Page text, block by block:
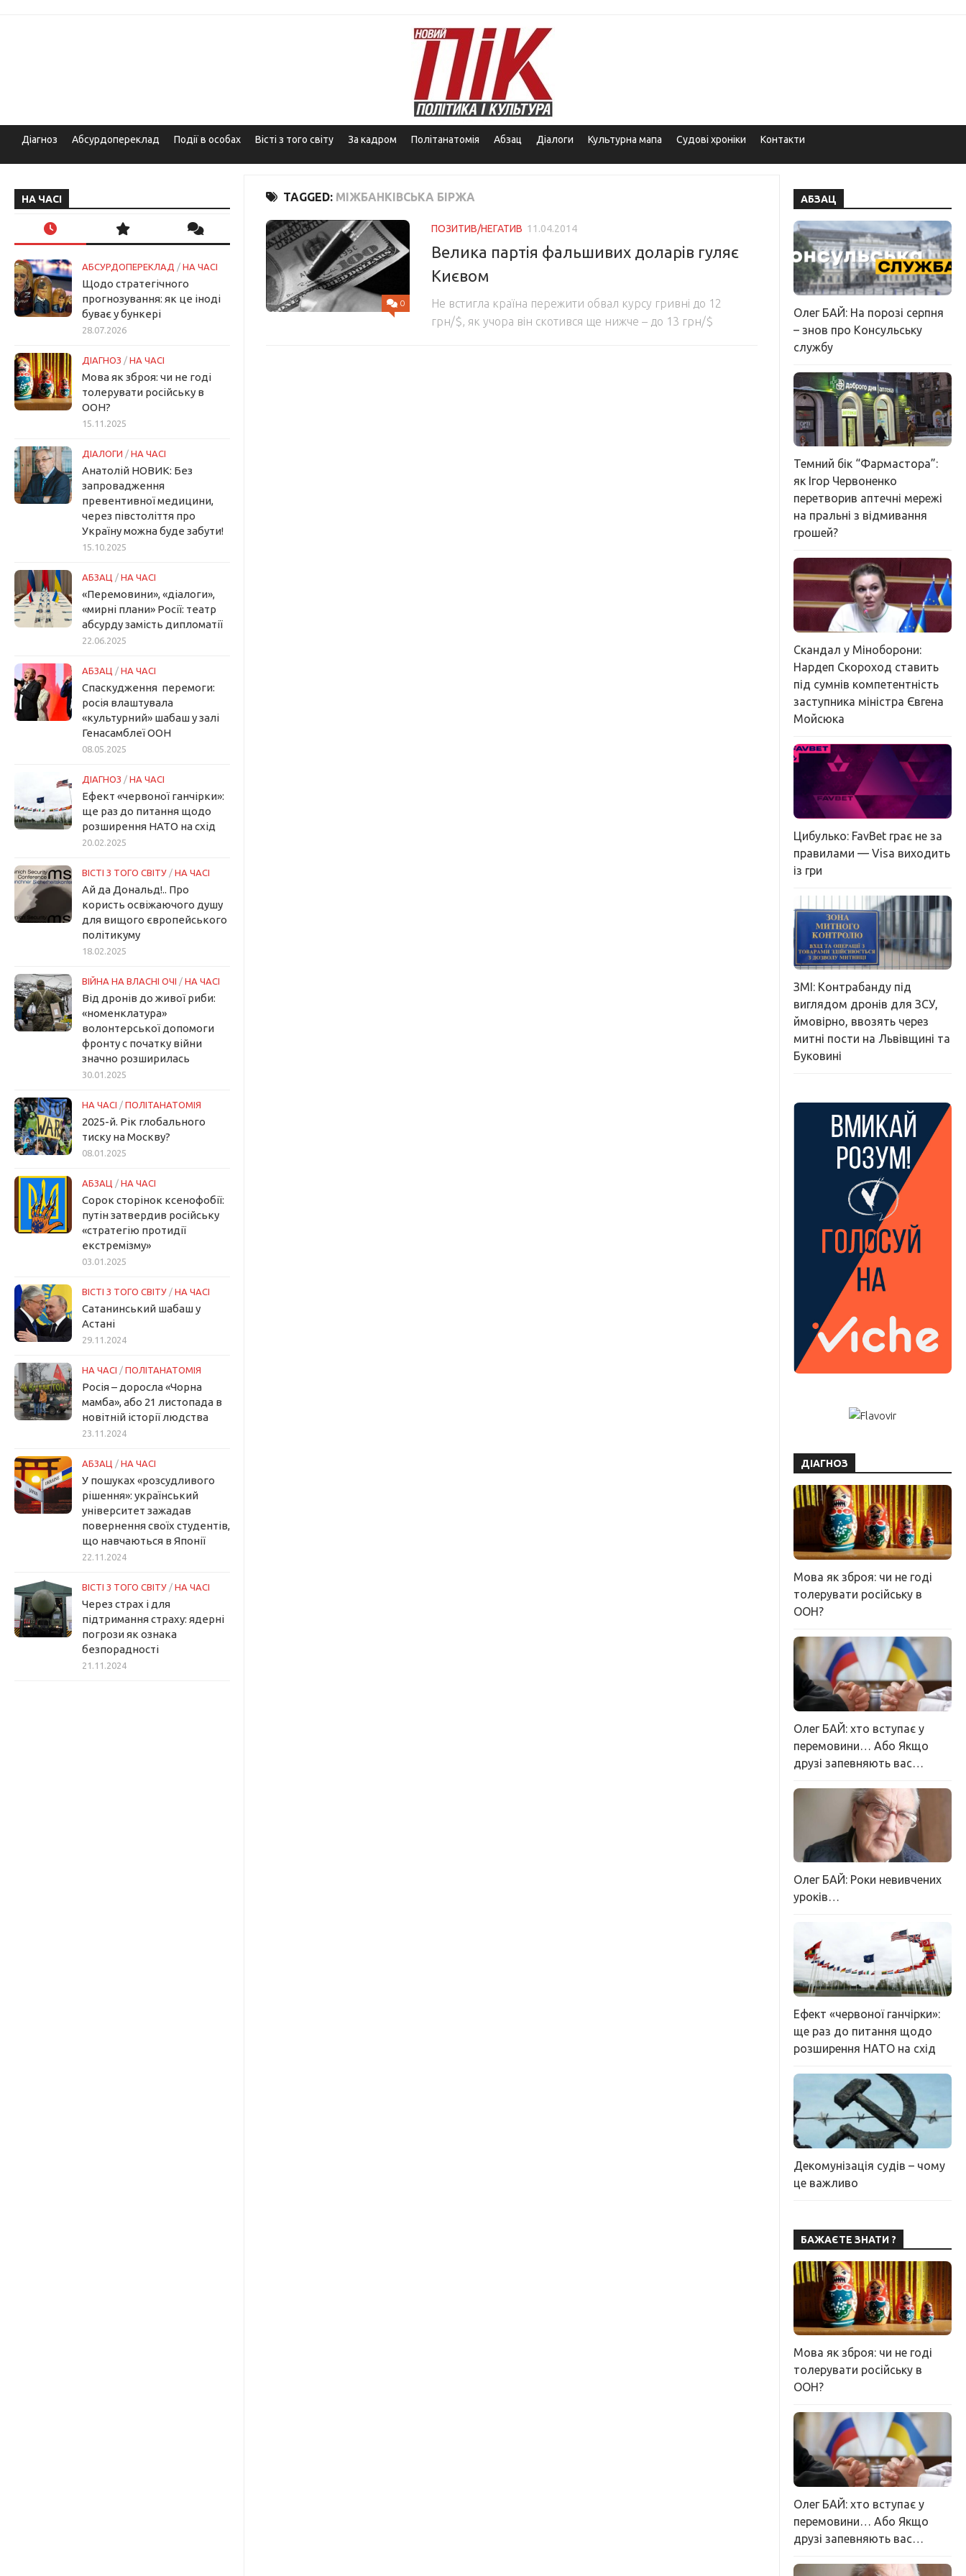
Діагноз Абсурдопереклад Події в особах Вісті з того світу За кадром Політанатомія Абзац Діалоги Культурна мапа Судові хроніки Контакти
TAGGED: МІЖБАНКІВСЬКА БІРЖА
0
ПОЗИТИВ/НЕГАТИВ 11.04.2014
Велика партія фальшивих доларів гуляє
Києвом
Не встигла країна пережити обвал курсу гривні до 12
грн/$, як учора він скотився ще нижче – до 13 грн/$
НА ЧАСІ
АБСУРДОПЕРЕКЛАД / НА ЧАСІ
Щодо стратегічного
прогнозування: як це іноді
буває у бункері
28.07.2026
ДІАГНОЗ / НА ЧАСІ
Мова як зброя: чи не годі
толерувати російську в
ООН?
15.11.2025
ДІАЛОГИ / НА ЧАСІ
Анатолій НОВИК: Без
запровадження
превентивної медицини,
через півстоліття про
Україну можна буде забути!
15.10.2025
АБЗАЦ / НА ЧАСІ
«Перемовини», «діалоги»,
«мирні плани» Росії: театр
абсурду замість дипломатії
22.06.2025
АБЗАЦ / НА ЧАСІ
Спаскудження перемоги:
росія влаштувала
«культурний» шабаш у залі
Генасамблеї ООН
08.05.2025
ДІАГНОЗ / НА ЧАСІ
Ефект «червоної ганчірки»:
ще раз до питання щодо
розширення НАТО на схід
20.02.2025
ВІСТІ З ТОГО СВІТУ / НА ЧАСІ
Ай да Дональд!.. Про
користь освіжаючого душу
для вищого європейського
політикуму
18.02.2025
ВІЙНА НА ВЛАСНІ ОЧІ / НА ЧАСІ
Від дронів до живої риби:
«номенклатура»
волонтерської допомоги
фронту с початку війни
значно розширилась
30.01.2025
НА ЧАСІ / ПОЛІТАНАТОМІЯ
2025-й. Рік глобального
тиску на Москву?
08.01.2025
АБЗАЦ / НА ЧАСІ
Сорок сторінок ксенофобії:
путін затвердив російську
«стратегію протидії
екстремізму»
03.01.2025
ВІСТІ З ТОГО СВІТУ / НА ЧАСІ
Сатанинський шабаш у
Астані
29.11.2024
НА ЧАСІ / ПОЛІТАНАТОМІЯ
Росія – доросла «Чорна
мамба», або 21 листопада в
новітній історії людства
23.11.2024
АБЗАЦ / НА ЧАСІ
У пошуках «розсудливого
рішення»: український
університет зажадав
повернення своїх студентів,
що навчаються в Японії
22.11.2024
ВІСТІ З ТОГО СВІТУ / НА ЧАСІ
Через страх і для
підтримання страху: ядерні
погрози як ознака
безпорадності
21.11.2024
АБЗАЦ
Олег БАЙ: На порозі серпня
– знов про Консульську
службу
Темний бік “Фармастора”:
як Ігор Червоненко
перетворив аптечні мережі
на пральні з відмивання
грошей?
Скандал у Міноборони:
Нардеп Скороход ставить
під сумнів компетентність
заступника міністра Євгена
Мойсюка
Цибулько: FavBet грає не за
правилами — Visa виходить
із гри
ЗМІ: Контрабанду під
виглядом дронів для ЗСУ,
ймовірно, ввозять через
митні пости на Львівщині та
Буковині
ДІАГНОЗ
Мова як зброя: чи не годі
толерувати російську в
ООН?
Олег БАЙ: хто вступає у
перемовини… Або Якщо
друзі запевняють вас…
Олег БАЙ: Роки невивчених
уроків…
Ефект «червоної ганчірки»:
ще раз до питання щодо
розширення НАТО на схід
Декомунізація судів – чому
це важливо
БАЖАЄТЕ ЗНАТИ ?
Мова як зброя: чи не годі
толерувати російську в
ООН?
Олег БАЙ: хто вступає у
перемовини… Або Якщо
друзі запевняють вас…